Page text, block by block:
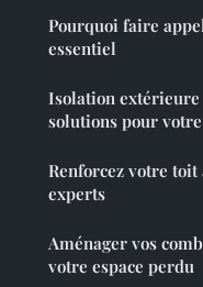
Pourquoi faire
essentiel
Isolation
solutions pour
Renforcez votre
experts
Aménager vos
votre espace perdu